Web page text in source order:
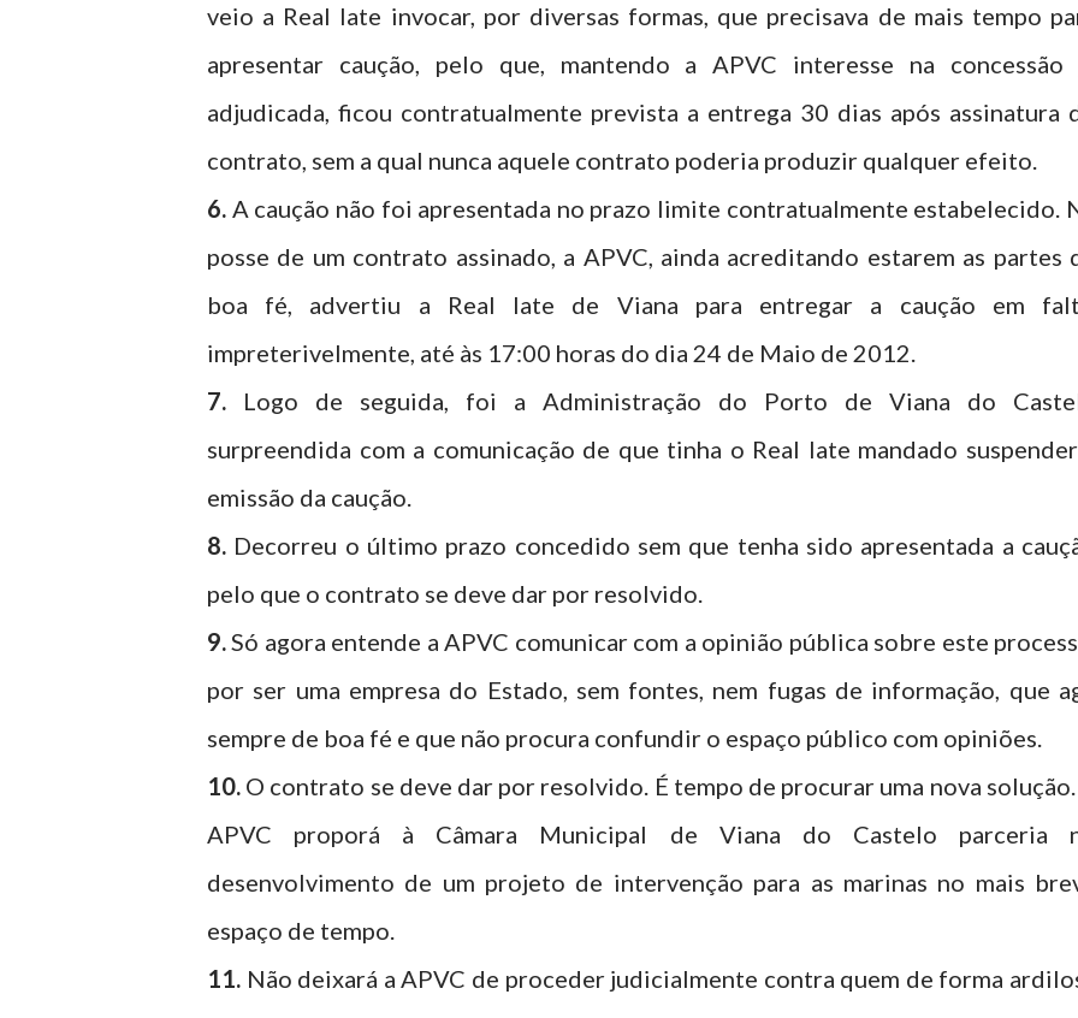
veio a Real Iate invocar, por diversas formas, que precisava de mais tempo
apresentar caução, pelo que, mantendo a APVC interesse na concessão
adjudicada, ficou contratualmente prevista a entrega 30 dias após assinatura
contrato, sem a qual nunca aquele contrato poderia produzir qualquer efeito.
6. A caução não foi apresentada no prazo limite contratualmente estabelecido.
posse de um contrato assinado, a APVC, ainda acreditando estarem as partes
boa fé, advertiu a Real Iate de Viana para entregar a caução em
impreterivelmente, até às 17:00 horas do dia 24 de Maio de 2012.
7. Logo de seguida, foi a Administração do Porto de Viana do
surpreendida com a comunicação de que tinha o Real Iate mandado
emissão da caução.
8. Decorreu o último prazo concedido sem que tenha sido apresentada a
pelo que o contrato se deve dar por resolvido.
9.Só agora entende a APVC comunicar com a opinião pública sobre este
por ser uma empresa do Estado, sem fontes, nem fugas de informação, que
sempre de boa fé e que não procura confundir o espaço público com opiniões.
10. O contrato se deve dar por resolvido. É tempo de procurar uma nova
APVC proporá à Câmara Municipal de Viana do Castelo parceria
desenvolvimento de um projeto de intervenção para as marinas no mais
espaço de tempo.
11. Não deixará a APVC de proceder judicialmente contra quem de forma